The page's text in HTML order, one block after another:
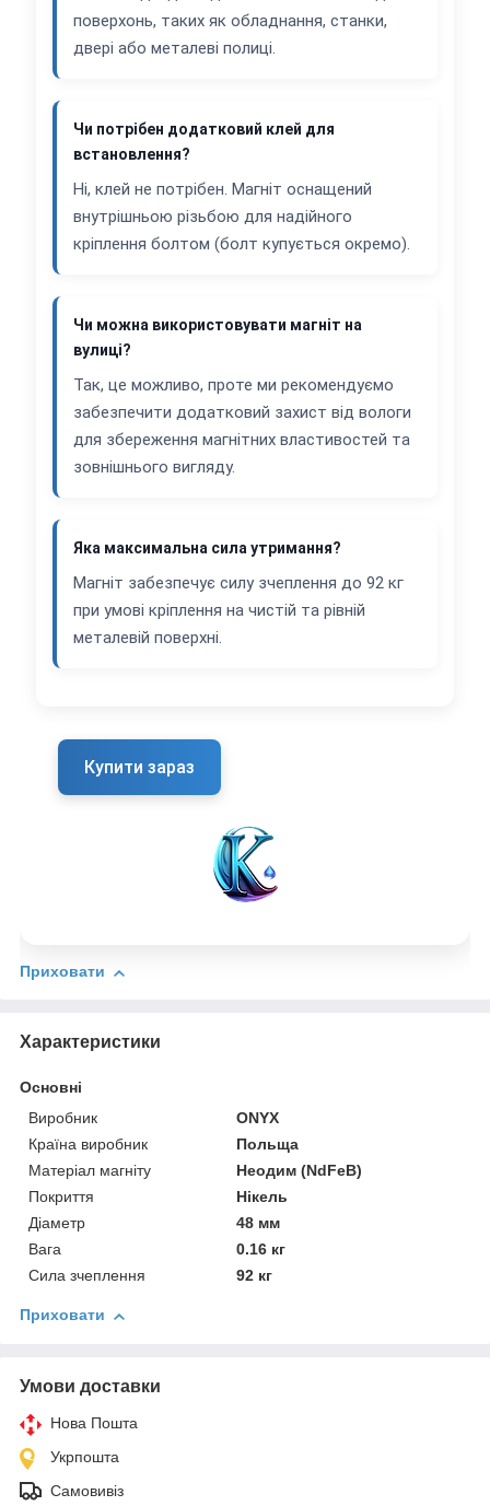
поверхонь, таких як обладнання, станки,
двері або металеві полиці.
Чи потрібен додатковий клей для
встановлення?
Ні, клей не потрібен. Магніт оснащений
внутрішньою різьбою для надійного
кріплення болтом (болт купується окремо).
Чи можна використовувати магніт на
вулиці?
Так, це можливо, проте ми рекомендуємо
забезпечити додатковий захист від вологи
для збереження магнітних властивостей та
зовнішнього вигляду.
Яка максимальна сила утримання?
Магніт забезпечує силу зчеплення до 92 кг
при умові кріплення на чистій та рівній
металевій поверхні.
Купити зараз
Приховати
Характеристики
Основні
Виробник
ONYX
Країна виробник
Польща
Матеріал магніту
Неодим (NdFeB)
Покриття
Нікель
Діаметр
48 мм
Вага
0.16 кг
Сила зчеплення
92 кг
Приховати
Умови доставки
Нова Пошта
Укрпошта
Самовивіз